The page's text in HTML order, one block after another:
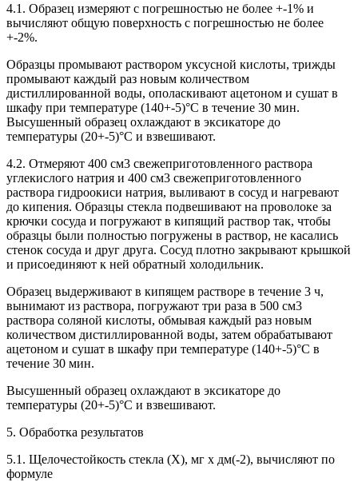
4.1. Образец измеряют с погрешностью не более +-1% и
вычисляют общую поверхность с погрешностью не более
+-2%.
Образцы промывают раствором уксусной кислоты, трижды
промывают каждый раз новым количеством
дистиллированной воды, ополаскивают ацетоном и сушат в
шкафу при температуре (140+-5)°С в течение 30 мин.
Высушенный образец охлаждают в эксикаторе до
температуры (20+-5)°С и взвешивают.
4.2. Отмеряют 400 см3 свежеприготовленного раствора
углекислого натрия и 400 см3 свежеприготовленного
раствора гидроокиси натрия, выливают в сосуд и нагревают
до кипения. Образцы стекла подвешивают на проволоке за
крючки сосуда и погружают в кипящий раствор так, чтобы
образцы были полностью погружены в раствор, не касались
стенок сосуда и друг друга. Сосуд плотно закрывают крышкой
и присоединяют к ней обратный холодильник.
Образец выдерживают в кипящем растворе в течение 3 ч,
вынимают из раствора, погружают три раза в 500 см3
раствора соляной кислоты, обмывая каждый раз новым
количеством дистиллированной воды, затем обрабатывают
ацетоном и сушат в шкафу при температуре (140+-5)°С в
течение 30 мин.
Высушенный образец охлаждают в эксикаторе до
температуры (20+-5)°С и взвешивают.
5. Обработка результатов
5.1. Щелочестойкость стекла (X), мг х дм(-2), вычисляют по
формуле